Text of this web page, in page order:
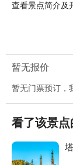
查看景点简介及
暂无报价
暂无门票预订，
看了该景点